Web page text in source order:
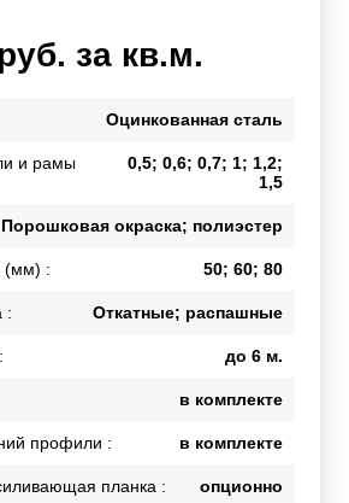
за кв.м.
Оцинкованная сталь
и рамы
0,5; 0,6; 0,7; 1; 1,2;
1,5
Порошковая окраска; полиэстер
(мм) : 50; 60; 80
: Откатные; распашные
до 6 м.
в комплекте
профили : в комплекте
планка : опционно